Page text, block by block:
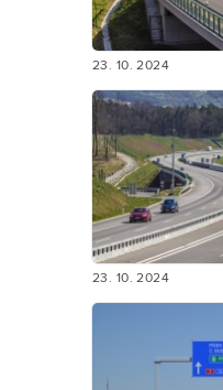
23. 10. 2024
23. 10. 2024